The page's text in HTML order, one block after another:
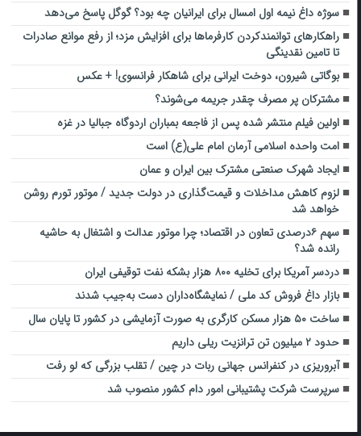
سوژه داغ نیمه اول امسال برای ایرانیان چه بود؟ گوگل پاسخ می‌دهد
راهکارهای توانمندکردن کارفرماها برای افزایش مزد؛ از رفع موانع صادرات
تا تامین نقدینگی
بوگاتی شیرون، دوخت ایرانی برای شاهکار فرانسوی! + عکس
مشترکان پر مصرف چقدر جریمه می‌شوند؟
اولین فیلم منتشر شده پس از فاجعه بمباران اردوگاه جبالیا در غزه
امت واحده اسلامی آرمان امام علی(ع) است
ایجاد شهرک صنعتی مشترک بین ایران و عمان
لزوم کاهش مداخلات و قیمت‌گذاری در دولت جدید / موتور تورم روشن
خواهد شد
سهم ۶درصدی تعاون در اقتصاد؛ چرا موتور عدالت و اشتغال به حاشیه
رانده شد؟
دردسر آمریکا برای تخلیه ۸۰۰ هزار بشکه نفت توقیفی ایران
بازار داغ فروش کد ملی / نمایشگاه‌داران دست به‌جیب شدند
ساخت ۵۰ هزار مسکن کارگری به صورت آزمایشی در کشور تا پایان سال
حدود ۲ میلیون تن ترانزیت ریلی داریم
آبروریزی در کنفرانس جهانی ربات در چین / تقلب بزرگی که لو رفت
سرپرست شرکت پشتیبانی امور دام کشور منصوب شد